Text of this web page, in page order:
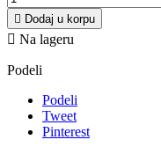
 Dodaj u korpu
 Na lageru
Podeli
Podeli
Tweet
Pinterest